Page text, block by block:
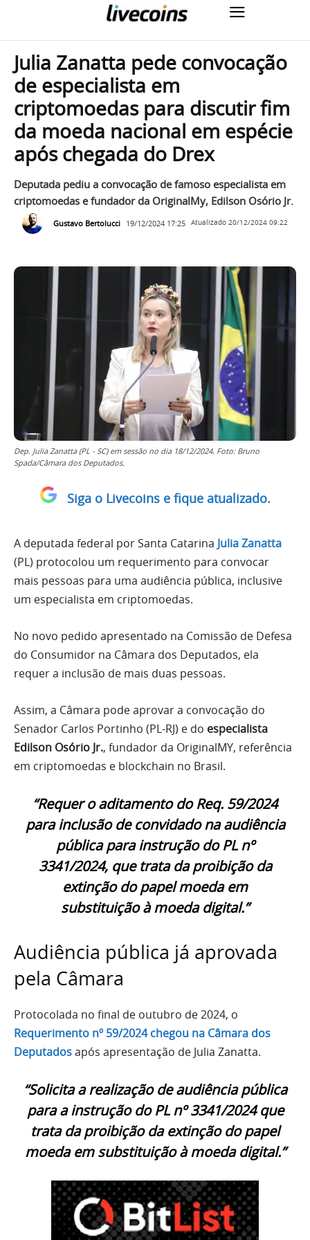
Julia Zanatta pede convocação
de especialista em
criptomoedas para discutir fim
da moeda nacional em espécie
após chegada do Drex
Deputada pediu a convocação de famoso especialista em
criptomoedas e fundador da OriginalMy, Edilson Osório Jr.
Gustavo Bertolucci 19/12/2024 17:25 Atualizado 20/12/2024 09:22
Dep. Julia Zanatta (PL - SC) em sessão no dia 18/12/2024. Foto: Bruno
Spada/Câmara dos Deputados.
Siga o Livecoins e fique atualizado.
A deputada federal por Santa Catarina Julia Zanatta
(PL) protocolou um requerimento para convocar
mais pessoas para uma audiência pública, inclusive
um especialista em criptomoedas.
No novo pedido apresentado na Comissão de Defesa
do Consumidor na Câmara dos Deputados, ela
requer a inclusão de mais duas pessoas.
Assim, a Câmara pode aprovar a convocação do
Senador Carlos Portinho (PL-RJ) e do especialista
Edilson Osório Jr., fundador da OriginalMY, referência
em criptomoedas e blockchain no Brasil.
“Requer o aditamento do Req. 59/2024
para inclusão de convidado na audiência
pública para instrução do PL nº
3341/2024, que trata da proibição da
extinção do papel moeda em
substituição à moeda digital.”
Audiência pública já aprovada
pela Câmara
Protocolada no final de outubro de 2024, o
Requerimento nº 59/2024 chegou na Câmara dos
Deputadosapós apresentação de Julia Zanatta.
“Solicita a realização de audiência pública
para a instrução do PL nº 3341/2024 que
trata da proibição da extinção do papel
moeda em substituição à moeda digital.”